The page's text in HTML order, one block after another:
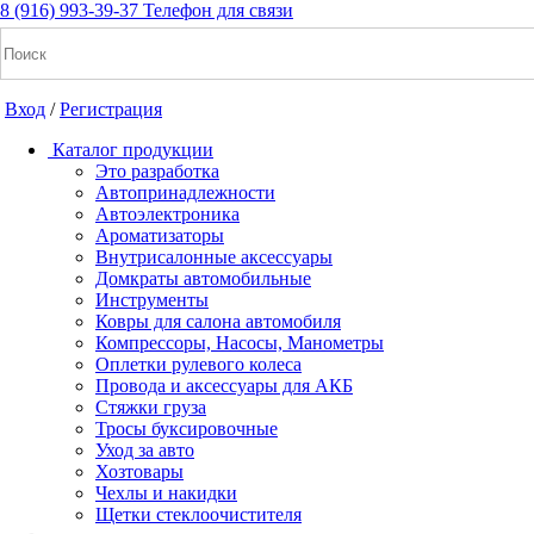
8 (916) 993-39-37 Телефон для связи
Вход /Регистрация
Каталог продукции
Это разработка
Автопринадлежности
Автоэлектроника
Ароматизаторы
Внутрисалонные аксессуары
Домкраты автомобильные
Инструменты
Ковры для салона автомобиля
Компрессоры, Насосы, Манометры
Оплетки рулевого колеса
Провода и аксессуары для АКБ
Стяжки груза
Тросы буксировочные
Уход за авто
Хозтовары
Чехлы и накидки
Щетки стеклоочистителя
+7(916) 993-39-37
Заказать звонок
Notice: Undefined index: cart_total in /home/a/a2dm2020/
cache/apps/shop/templates/compiled/shop_ru_RU/ad/3d/07/
/home/a/a2dm2020/a2dm.ru/public_html/wa-cache/apps/shop/
Вход/Регистрация
Каталог продукции
Это разработка